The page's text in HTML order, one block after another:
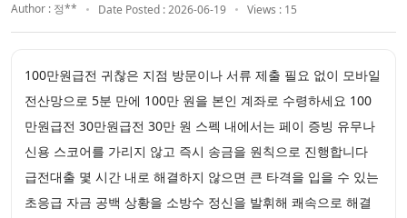
Author : 정** Date Posted : 2026-06-19 Views : 15
100만원급전 귀찮은 지점 방문이나 서류 제출 필요 없이 모바일
전산망으로 5분 만에 100만 원을 본인 계좌로 수령하세요 100
만원급전 30만원급전 30만 원 스펙 내에서는 페이 증빙 유무나
신용 스코어를 가리지 않고 즉시 송금을 원칙으로 진행합니다
급전대출 몇 시간 내로 해결하지 않으면 큰 타격을 입을 수 있는
초응급 자금 공백 상황을 소방수 정신을 발휘해 쾌속으로 해결